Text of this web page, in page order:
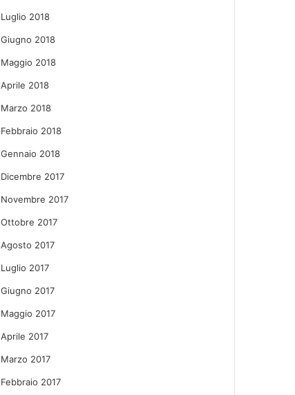
Luglio 2018
Giugno 2018
Maggio 2018
Aprile 2018
Marzo 2018
Febbraio 2018
Gennaio 2018
Dicembre 2017
Novembre 2017
Ottobre 2017
Agosto 2017
Luglio 2017
Giugno 2017
Maggio 2017
Aprile 2017
Marzo 2017
Febbraio 2017